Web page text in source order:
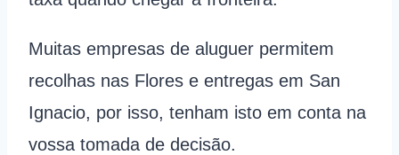
Muitas empresas de aluguer permitem
recolhas nas Flores e entregas em San
Ignacio, por isso, tenham isto em conta na
vossa tomada de decisão.